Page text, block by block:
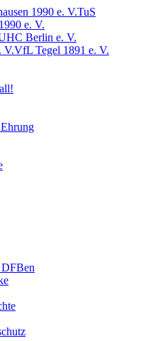
TuS
e. V.
Berlin e. V.
VfL Tegel 1891 e. V.